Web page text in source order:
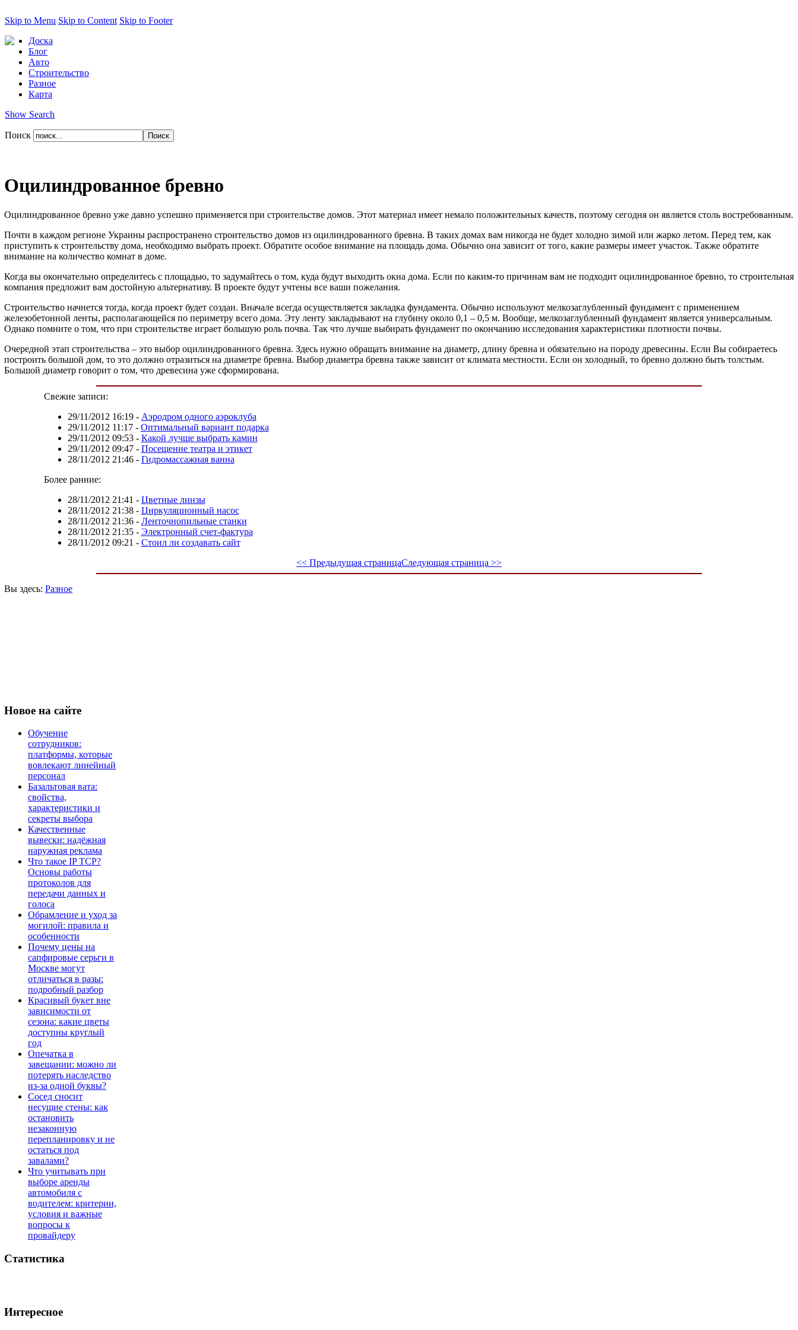
Skip to Menu Skip to Content Skip to Footer
Доска
Блог
Авто
Строительство
Разное
Карта
Show Search
Поиск
Оцилиндрованное бревно
Оцилиндрованное бревно уже давно успешно применяется при строительстве домов. Этот материал имеет немало положительных качеств, поэтому сегодня он является столь востребованным.
Почти в каждом регионе Украины распространено строительство домов из оцилиндрованного бревна. В таких домах вам никогда не будет холодно зимой или жарко летом. Перед тем, как
приступить к строительству дома, необходимо выбрать проект. Обратите особое внимание на площадь дома. Обычно она зависит от того, какие размеры имеет участок. Также обратите
внимание на количество комнат в доме.
Когда вы окончательно определитесь с площадью, то задумайтесь о том, куда будут выходить окна дома. Если по каким-то причинам вам не подходит оцилиндрованное бревно, то строительная
компания предложит вам достойную альтернативу. В проекте будут учтены все ваши пожелания.
Строительство начнется тогда, когда проект будет создан. Вначале всегда осуществляется закладка фундамента. Обычно используют мелкозаглубленный фундамент с применением
железобетонной ленты, располагающейся по периметру всего дома. Эту ленту закладывают на глубину около 0,1 – 0,5 м. Вообще, мелкозаглубленный фундамент является универсальным.
Однако помните о том, что при строительстве играет большую роль почва. Так что лучше выбирать фундамент по окончанию исследования характеристики плотности почвы.
Очередной этап строительства – это выбор оцилиндрованного бревна. Здесь нужно обращать внимание на диаметр, длину бревна и обязательно на породу древесины. Если Вы собираетесь
построить большой дом, то это должно отразиться на диаметре бревна. Выбор диаметра бревна также зависит от климата местности. Если он холодный, то бревно должно быть толстым.
Большой диаметр говорит о том, что древесина уже сформирована.
Свежие записи:
29/11/2012 16:19- Аэродром одного аэроклуба
29/11/2012 11:17- Оптимальный вариант подарка
29/11/2012 09:53- Какой лучше выбрать камин
29/11/2012 09:47- Посещение театра и этикет
28/11/2012 21:46- Гидромассажная ванна
Более ранние:
28/11/2012 21:41 - Цветные линзы
28/11/2012 21:38- Циркуляционный насос
28/11/2012 21:36- Ленточнопильные станки
28/11/2012 21:35- Электронный счет-фактура
28/11/2012 09:21 - Стоил ли создавать сайт
<< Предыдущая страницаСледующая страница >>
Вы здесь: Разное
Новое на сайте
Обучение
сотрудников:
платформы, которые
вовлекают линейный
персонал
Базальтовая вата:
свойства,
характеристики и
секреты выбора
Качественные
вывески: надёжная
наружная реклама
Что такое IP TCP?
Основы работы
протоколов для
передачи данных и
голоса
Обрамление и уход за
могилой: правила и
особенности
Почему цены на
сапфировые серьги в
Москве могут
отличаться в разы:
подробный разбор
Красивый букет вне
зависимости от
сезона: какие цветы
доступны круглый
год
Опечатка в
завещании: можно ли
потерять наследство
из-за одной буквы?
Сосед сносит
несущие стены: как
остановить
незаконную
перепланировку и не
остаться под
завалами?
Что учитывать при
выборе аренды
автомобиля с
водителем: критерии,
условия и важные
вопросы к
провайдеру
Статистика
Интересное